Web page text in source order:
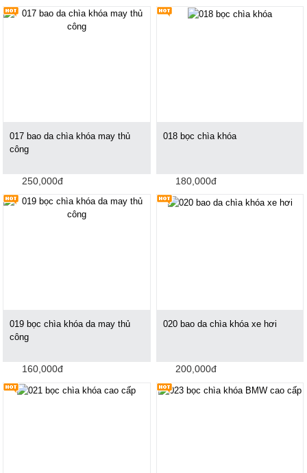
017 bao da chìa khóa may thủ
công
250,000đ
018 bọc chìa khóa
180,000đ
019 bọc chìa khóa da may thủ
công
160,000đ
020 bao da chìa khóa xe hơi
200,000đ